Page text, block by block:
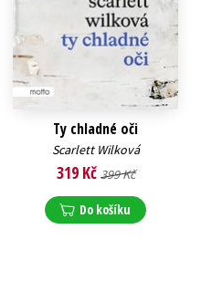
Ty chladné oči
Scarlett Wilková
319 Kč 399 Kč
Do košíku